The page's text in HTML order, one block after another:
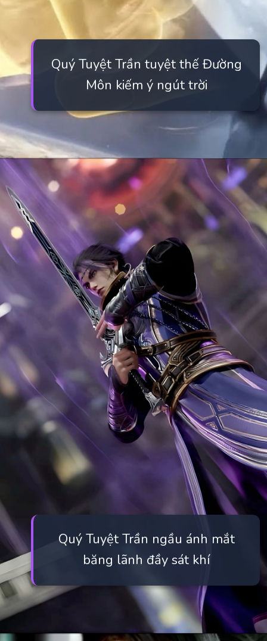
Quý Tuyệt Trần tuyệt thế Đường
Môn kiếm ý ngút trời
Đang mởhttps://manhua.edu.vn/quy-tuyet-tran
Quý Tuyệt Trần ngầu ánh mắt
băng lãnh đầy sát khí